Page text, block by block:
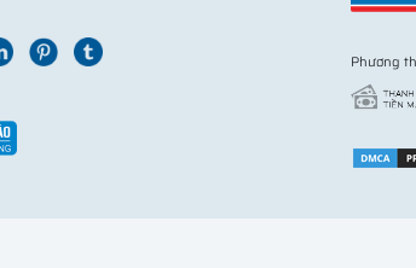
Phương